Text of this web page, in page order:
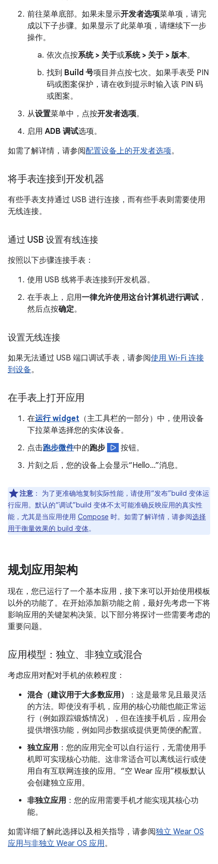
前往菜单底部。如果未显示开发者选项菜单项，请完
成以下子步骤。如果显示了此菜单项，请继续下一步
操作。
依次点按系统 > 关于或系统 > 关于 > 版本。
找到 Build 号项目并点按七次。如果手表受 PIN
码或图案保护，请在收到提示时输入该 PIN 码
或图案。
从设置菜单中，点按开发者选项。
启用 ADB 调试选项。
如需了解详情，请参阅配置设备上的开发者选项。
将手表连接到开发机器
有些手表支持通过 USB 进行连接，而有些手表则需要使用
无线连接。
通过 USB 设置有线连接
按照以下步骤连接手表：
使用 USB 线将手表连接到开发机器。
在手表上，启用一律允许使用这台计算机进行调试 ，
然后点按确定。
设置无线连接
如果无法通过 USB 端口调试手表，请参阅使用 Wi-Fi 连接
到设备。
在手表上打开应用
在运行 widget （主工具栏的一部分）中，使用设备
下拉菜单选择您的实体设备。
点击跑步微件中的跑步
按钮。
片刻之后，您的设备上会显示“Hello…”消息。
注意 ：
为了更准确地复制实际性能，请使用“发布”build 变体运
行应用。默认的“调试”build 变体不太可能准确反映应用的真实性
能，尤其是当应用使用 Compose 时。如需了解详情，请参阅选择
用于衡量效果的 build 变体。
规划应用架构
现在，您已运行了一个基本应用，接下来可以开始使用模板
以外的功能了。在开始添加新功能之前，最好先考虑一下将
影响应用的关键架构决策。以下部分将探讨一些需要考虑的
重要问题。
应用模型：独立、非独立或混合
考虑应用对配对手机的依赖程度：
混合（建议用于大多数应用）
：这是最常见且最灵活
的方法。即使没有手机，应用的核心功能也能正常运
行（例如跟踪锻炼情况），但在连接手机后，应用会
提供增强功能，例如同步数据或提供更简便的配置。
独立应用 ：您的应用完全可以自行运行，无需使用手
机即可实现核心功能。这非常适合可以离线运行或使
用自有互联网连接的应用。“空 Wear 应用”模板默认
会创建独立应用。
非独立应用 ：您的应用需要手机才能实现其核心功
能。
如需详细了解此选择以及相关指导，请参阅独立 Wear OS
应用与非独立 Wear OS 应用。